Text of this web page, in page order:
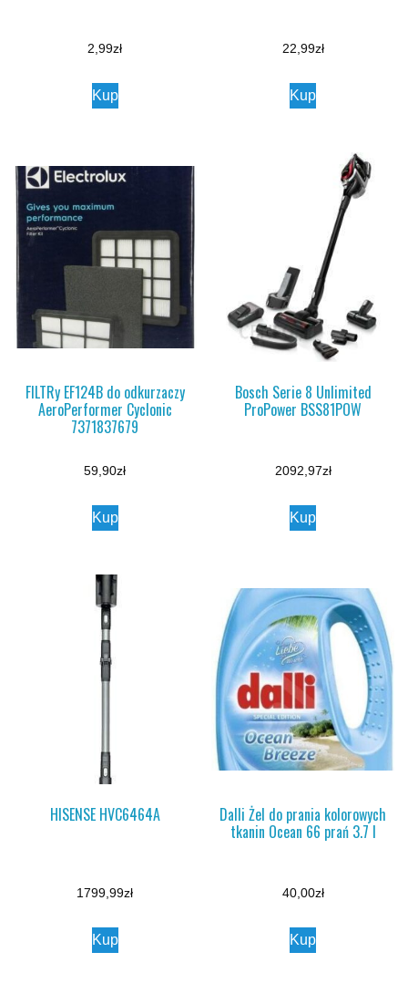
2,99zł
Kup
22,99zł
Kup
FILTRy EF124B do odkurzaczy
AeroPerformer Cyclonic
7371837679
59,90zł
Kup
Bosch Serie 8 Unlimited
ProPower BSS81POW
2092,97zł
Kup
HISENSE HVC6464A
1799,99zł
Kup
Dalli Żel do prania kolorowych
tkanin Ocean 66 prań 3.7 l
40,00zł
Kup